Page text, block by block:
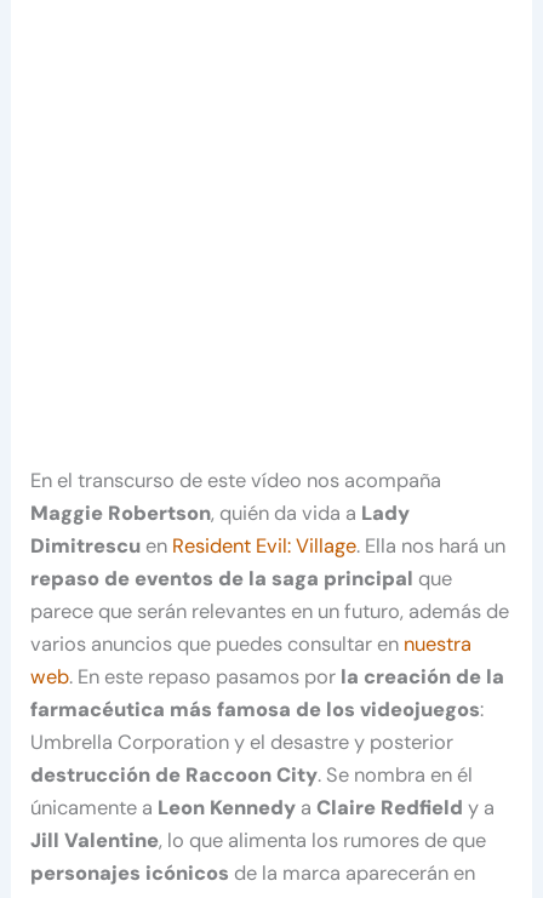
En el transcurso de este vídeo nos acompaña
Maggie Robertson, quién da vida a Lady
Dimitrescu en Resident Evil: Village. Ella nos hará un
repaso de eventos de la saga principal que
parece que serán relevantes en un futuro, además de
varios anuncios que puedes consultar en nuestra
web. En este repaso pasamos por la creación de la
farmacéutica más famosa de los videojuegos:
Umbrella Corporation y el desastre y posterior
destrucción de Raccoon City. Se nombra en él
únicamente a Leon Kennedy aClaire Redfield y a
Jill Valentine, lo que alimenta los rumores de que
personajes icónicos de la marca aparecerán en